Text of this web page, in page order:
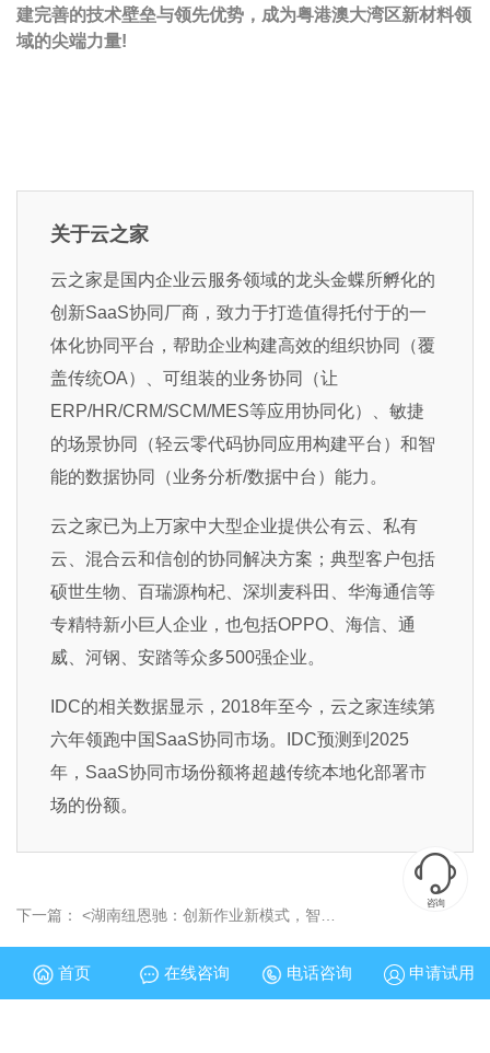
建完善的技术壁垒与领先优势，成为粤港澳大湾区新材料领
域的尖端力量!
关于云之家
云之家是国内企业云服务领域的龙头金蝶所孵化的
创新SaaS协同厂商，致力于打造值得托付于的一
体化协同平台，帮助企业构建高效的组织协同（覆
盖传统OA）、可组装的业务协同（让
ERP/HR/CRM/SCM/MES等应用协同化）、敏捷
的场景协同（轻云零代码协同应用构建平台）和智
能的数据协同（业务分析/数据中台）能力。
云之家已为上万家中大型企业提供公有云、私有
云、混合云和信创的协同解决方案；典型客户包括
硕世生物、百瑞源枸杞、深圳麦科田、华海通信等
专精特新小巨人企业，也包括OPPO、海信、通
威、河钢、安踏等众多500强企业。
IDC的相关数据显示，2018年至今，云之家连续第
六年领跑中国SaaS协同市场。IDC预测到2025
年，SaaS协同市场份额将超越传统本地化部署市
场的份额。
下一篇： <湖南纽恩驰：创新作业新模式，智慧环卫“乘云而上”！>

咨询
首页 在线咨询 电话咨询 申请试用